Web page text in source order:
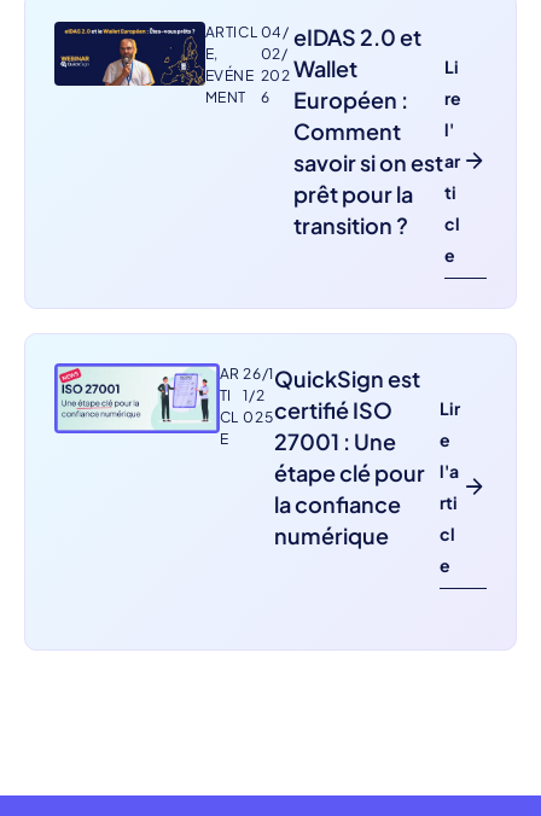
ARTICL
E,
EVÉNE
MENT
04/
02/
202
6
eIDAS 2.0 et
Wallet
Européen :
Comment
savoir si on est
prêt pour la
transition ?
Li
re
l'
ar
ti
cl
e
AR
TI
CL
E
26/1
1/2
025
QuickSign est
certifié ISO
27001 : Une
étape clé pour
la confiance
numérique
Lir
e
l'a
rti
cl
e